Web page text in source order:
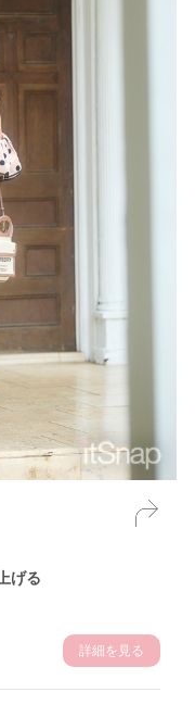
げる
詳細を見る